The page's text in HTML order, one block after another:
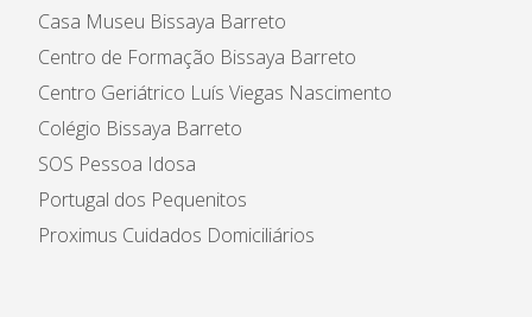
Casa Museu Bissaya Barreto
Centro de Formação Bissaya Barreto
Centro Geriátrico Luís Viegas Nascimento
Colégio Bissaya Barreto
SOS Pessoa Idosa
Portugal dos Pequenitos
Proximus Cuidados Domiciliários